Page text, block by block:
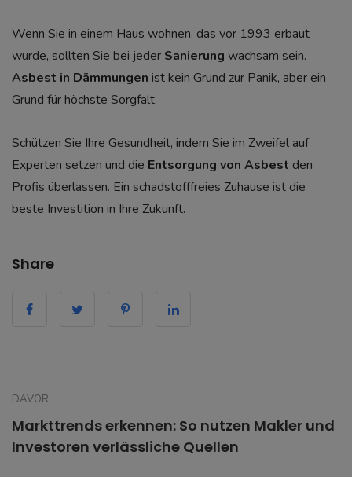
Wenn Sie in einem Haus wohnen, das vor 1993 erbaut
wurde, sollten Sie bei jeder Sanierung wachsam sein.
Asbest in Dämmungen ist kein Grund zur Panik, aber ein
Grund für höchste Sorgfalt.
Schützen Sie Ihre Gesundheit, indem Sie im Zweifel auf
Experten setzen und die Entsorgung von Asbest den
Profis überlassen. Ein schadstofffreies Zuhause ist die
beste Investition in Ihre Zukunft.
Share
DAVOR
Markttrends erkennen: So nutzen Makler und
Investoren verlässliche Quellen